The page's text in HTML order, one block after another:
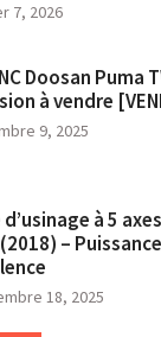
7, 2026
Doosan Puma
à vendre
9, 2025
à 5
–
18, 2025